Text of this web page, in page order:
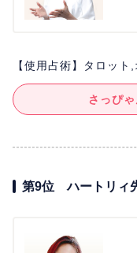
【使用占術】タロッ
さっぴ
第9位 ハートリィ